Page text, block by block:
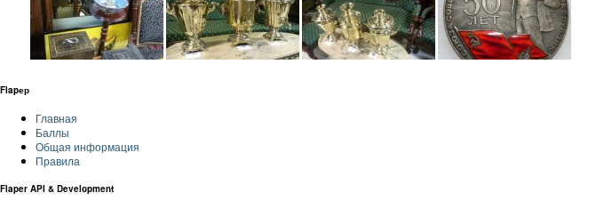
Flapер
Главная
Баллы
Общая информация
Правила
Flaper API & Development